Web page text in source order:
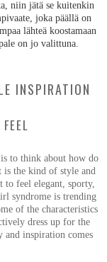
niin jätä se kuitenkin
joka päällä on
lähteä koostamaan
on jo valittuna.
INSPIRATION
to think about how do
is the kind of style and
feel elegant, sporty,
syndrome is trending
of the characteristics
dress up for the
and inspiration comes